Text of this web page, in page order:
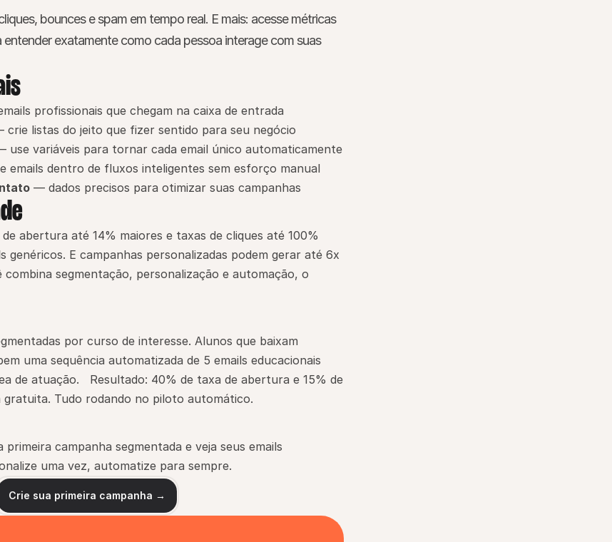
bounces e spam em tempo real. E mais: acesse métricas
exatamente como cada pessoa interage com suas
profissionais que chegam na caixa de entrada
crie listas do jeito que fizer sentido para seu negócio
use variáveis para tornar cada email único automaticamente
emails dentro de fluxos inteligentes sem esforço manual
— dados precisos para otimizar suas campanhas
abertura até 14% maiores e taxas de cliques até 100%
genéricos. E campanhas personalizadas podem gerar até 6x
combina segmentação, personalização e automação, o
por curso de interesse. Alunos que baixam
uma sequência automatizada de 5 emails educacionais
de atuação.   Resultado: 40% de taxa de abertura e 15% de
Tudo rodando no piloto automático.
campanha segmentada e veja seus emails
uma vez, automatize para sempre.
Crie sua primeira campanha →